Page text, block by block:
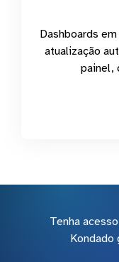
Dashboards
atualização
painel,
Tenha
Kondado